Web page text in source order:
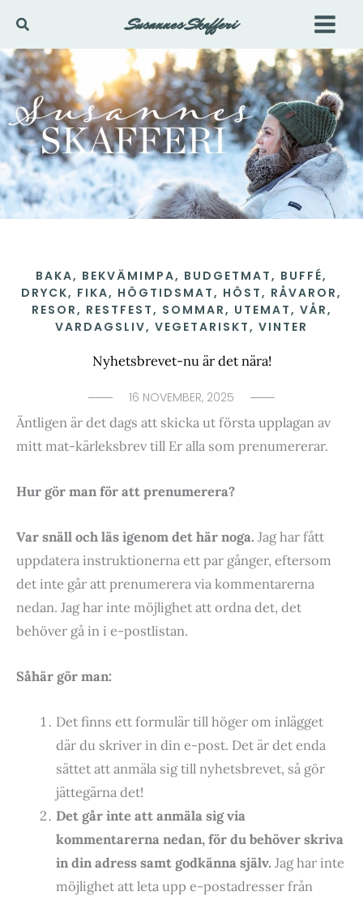
innehåll
Sök Susannes Skafferi
BAKA, BEKVÄMIMPA, BUDGETMAT, BUFFÉ,
DRYCK, FIKA, HÖGTIDSMAT, HÖST, RÅVAROR,
RESOR, RESTFEST, SOMMAR, UTEMAT, VÅR,
VARDAGSLIV, VEGETARISKT, VINTER
Nyhetsbrevet-nu är det nära!
16 NOVEMBER, 2025
Äntligen är det dags att skicka ut första upplagan av
mitt mat-kärleksbrev till Er alla som prenumererar.
Hur gör man för att prenumerera?
Var snäll och läs igenom det här noga. Jag har fått
uppdatera instruktionerna ett par gånger, eftersom
det inte går att prenumerera via kommentarerna
nedan. Jag har inte möjlighet att ordna det, det
behöver gå in i e-postlistan.
Såhär gör man:
Det finns ett formulär till höger om inlägget
där du skriver in din e-post. Det är det enda
sättet att anmäla sig till nyhetsbrevet, så gör
jättegärna det!
Det går inte att anmäla sig via
kommentarerna nedan, för du behöver skriva
in din adress samt godkänna själv.Jag har inte
möjlighet att leta upp e-postadresser från